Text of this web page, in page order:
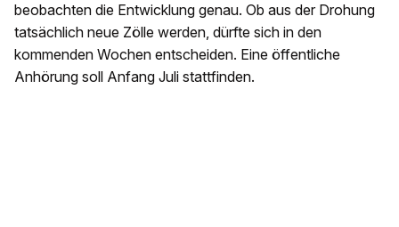
beobachten die Entwicklung genau. Ob aus der Drohung
tatsächlich neue Zölle werden, dürfte sich in den
kommenden Wochen entscheiden. Eine öffentliche
Anhörung soll Anfang Juli stattfinden.